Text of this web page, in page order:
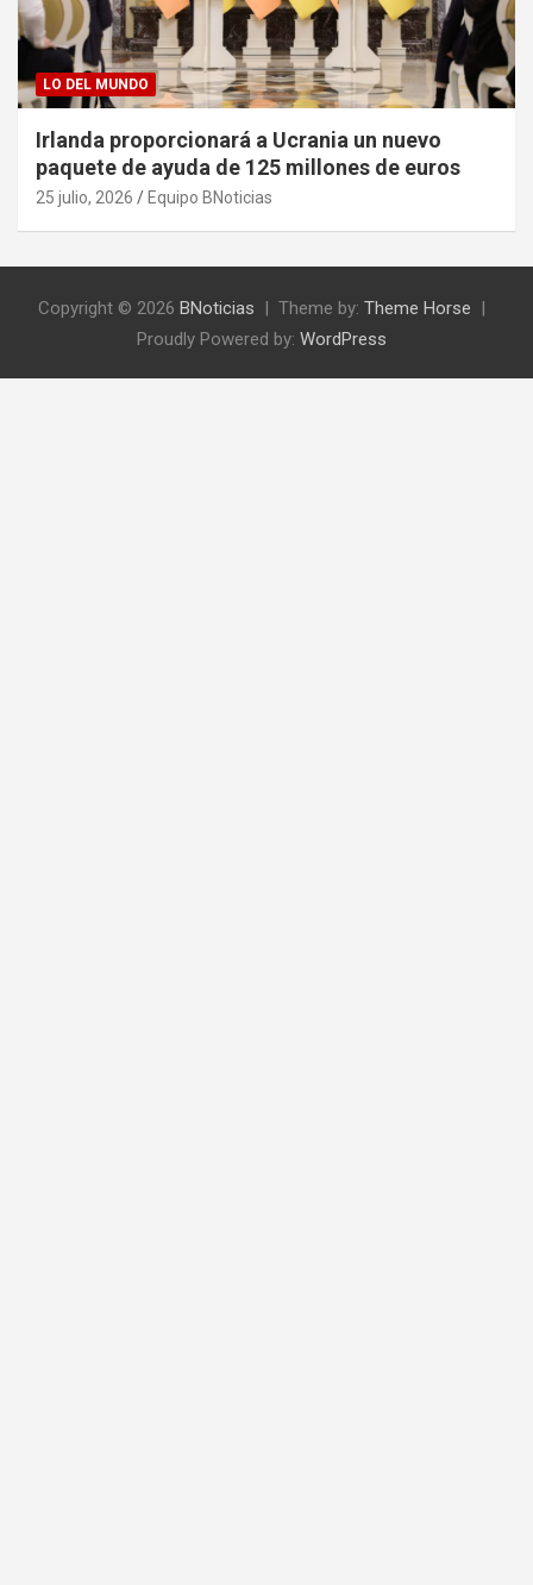
LO DEL MUNDO
Irlanda proporcionará a Ucrania un nuevo
paquete de ayuda de 125 millones de euros
25 julio, 2026 Equipo BNoticias
Copyright © 2026 BNoticias Theme by: Theme Horse
Proudly Powered by: WordPress